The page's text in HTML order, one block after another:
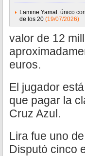
Lamine Yamal: único
de los 20 (19/07/2026)
valor de 12
euros.
El jugador
que pagar la
Cruz Azul.
Lira fue uno
Disputó cinco